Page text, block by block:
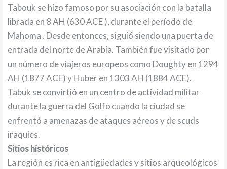
Tabouk se hizo famoso por su asociación con la batalla
librada en 8 AH (630 ACE ), durante el período de
Mahoma . Desde entonces, siguió siendo una puerta de
entrada del norte de Arabia. También fue visitado por
un número de viajeros europeos como Doughty en 1294
AH (1877 ACE) y Huber en 1303 AH (1884 ACE).
Tabuk se convirtió en un centro de actividad militar
durante la guerra del Golfo cuando la ciudad se
enfrentó a amenazas de ataques aéreos y de scuds
iraquíes.
Sitios históricos
La región es rica en antigüedades y sitios arqueológicos